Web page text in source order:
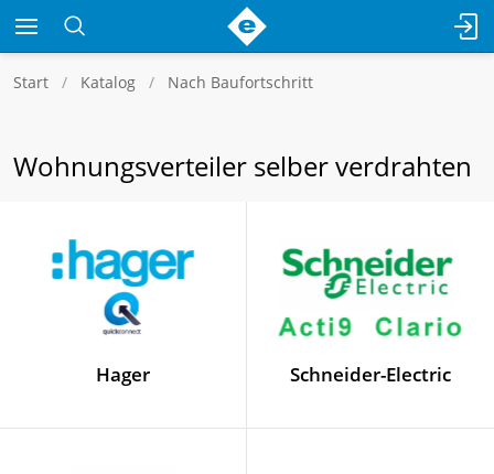
Start Katalog Nach Baufortschritt
Wohnungsverteiler selber verdrahten
Hager Schneider-Electric